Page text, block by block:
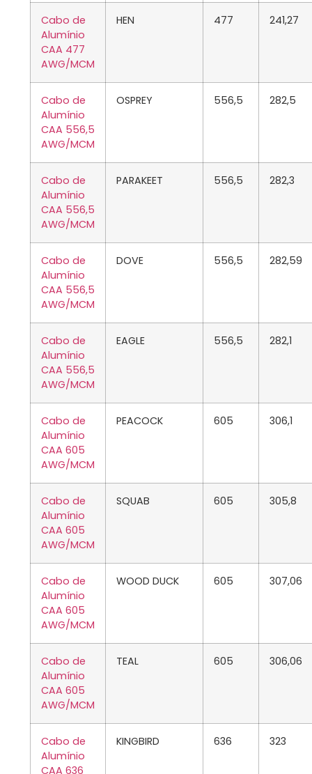
Cabo de
Alumínio
CAA 477
AWG/MCM
HEN 477 241,27
Cabo de
Alumínio
CAA 556,5
AWG/MCM
OSPREY 556,5 282,5
Cabo de
Alumínio
CAA 556,5
AWG/MCM
PARAKEET 556,5 282,3
Cabo de
Alumínio
CAA 556,5
AWG/MCM
DOVE 556,5 282,59
Cabo de
Alumínio
CAA 556,5
AWG/MCM
EAGLE 556,5 282,1
Cabo de
Alumínio
CAA 605
AWG/MCM
PEACOCK 605 306,1
Cabo de
Alumínio
CAA 605
AWG/MCM
SQUAB 605 305,8
Cabo de
Alumínio
CAA 605
AWG/MCM
WOOD DUCK 605 307,06
Cabo de
Alumínio
CAA 605
AWG/MCM
TEAL 605 306,06
Cabo de
Alumínio
CAA 636
KINGBIRD 636 323